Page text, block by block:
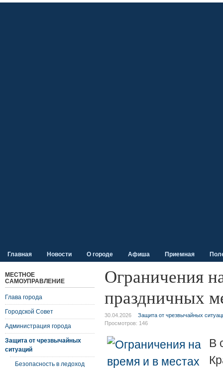
Главная Новости О городе Афиша Приемная
Ограничения
праздничных
30.04.2026
Защита от чрезвычайных
Просмотров: 146
В
МЕСТНОЕ
САМОУПРАВЛЕНИЕ
Глава города
Городской Совет
Администрация города
Защита от чрезвычайных
ситуаций
Безопасность в ледоход